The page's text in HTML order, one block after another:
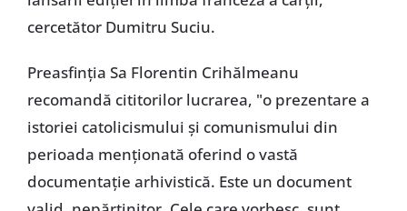
cercetător Dumitru Suciu.
Preasfinția Sa Florentin Crihălmeanu
recomandă cititorilor lucrarea, "o prezentare a
istoriei catolicismului și comunismului din
perioada menționată oferind o vastă
documentație arhivistică. Este un document